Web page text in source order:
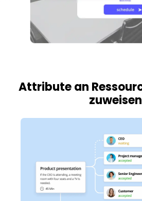
Attribute an
zuweisen